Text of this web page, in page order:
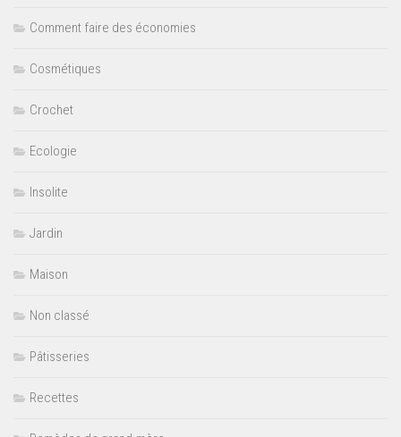
Comment faire des économies
Cosmétiques
Crochet
Ecologie
Insolite
Jardin
Maison
Non classé
Pâtisseries
Recettes